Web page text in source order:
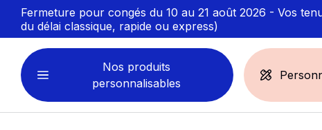
Fermeture pour congés du 10 au 21 août 2026 - Vos
du délai classique, rapide ou express)
Nos produits
personnalisables